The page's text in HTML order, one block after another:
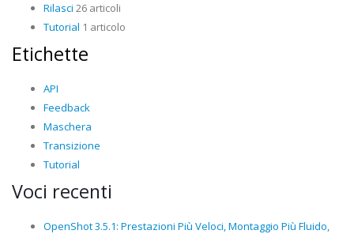
Rilasci 26 articoli
Tutorial 1 articolo
Etichette
API
Feedback
Maschera
Transizione
Tutorial
Voci recenti
OpenShot 3.5.1: Prestazioni Più Veloci, Montaggio Più Fluido,